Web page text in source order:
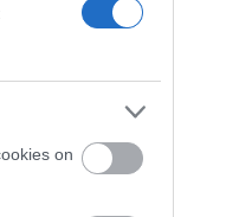
on